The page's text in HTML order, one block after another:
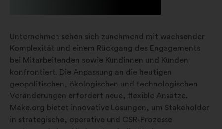
Unternehmen sehen sich zunehmend mit wachsender
Komplexität und einem Rückgang des Engagements
bei Mitarbeitenden sowie Kundinnen und Kunden
konfrontiert. Die Anpassung an die heutigen
geopolitischen, ökologischen und technologischen
Veränderungen erfordert neue, flexible Ansätze.
Make.org bietet innovative Lösungen, um Stakeholder
in strategische, operative und CSR-Prozesse